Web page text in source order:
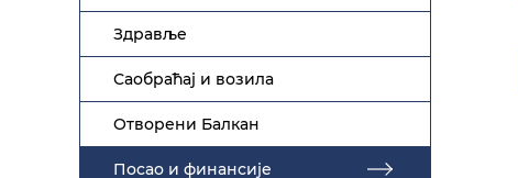
Изаберите тему
Основна тема
Здравље
Саобраћај и возила
Отворени Балкан
Посао и финансије